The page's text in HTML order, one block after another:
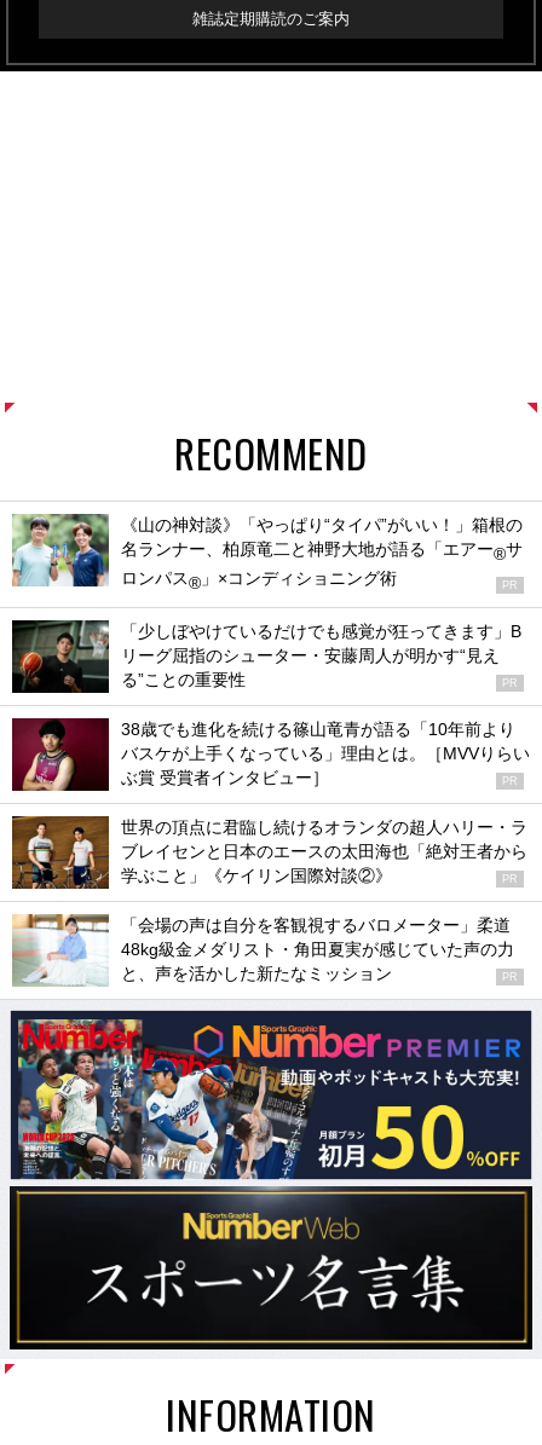
雑誌定期購読のご案内
RECOMMEND
《山の神対談》「やっぱり“タイパ”がいい！」箱根の
名ランナー、柏原竜二と神野大地が語る「エアー®サ
ロンパス® 」×コンディショニング術 PR
「少しぼやけているだけでも感覚が狂ってきます」B
リーグ屈指のシューター・安藤周人が明かす“見え
る”ことの重要性
PR
38歳でも進化を続ける篠山竜青が語る「10年前より
バスケが上手くなっている」理由とは。［MVVりらい
ぶ賞 受賞者インタビュー］
PR
世界の頂点に君臨し続けるオランダの超人ハリー・ラ
ブレイセンと日本のエースの太田海也「絶対王者から
学ぶこと」《ケイリン国際対談②》
PR
「会場の声は自分を客観視するバロメーター」柔道
48kg級金メダリスト・角田夏実が感じていた声の力
と、声を活かした新たなミッション
PR
INFORMATION